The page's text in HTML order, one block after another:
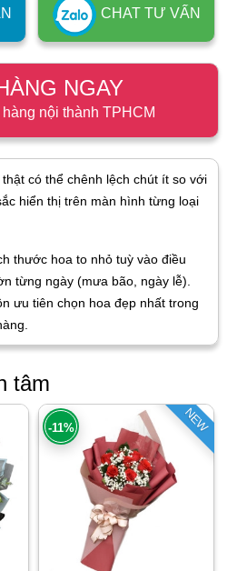
CHAT TƯ VẤN
NGAY
nội thành TPHCM
có thể chênh lệch chút ít so với
hiển thị trên màn hình từng loại
thước hoa to nhỏ tuỳ vào điều
từng ngày (mưa bão, ngày lễ).
ưu tiên chọn hoa đẹp nhất trong
tâm
NEW
-11%